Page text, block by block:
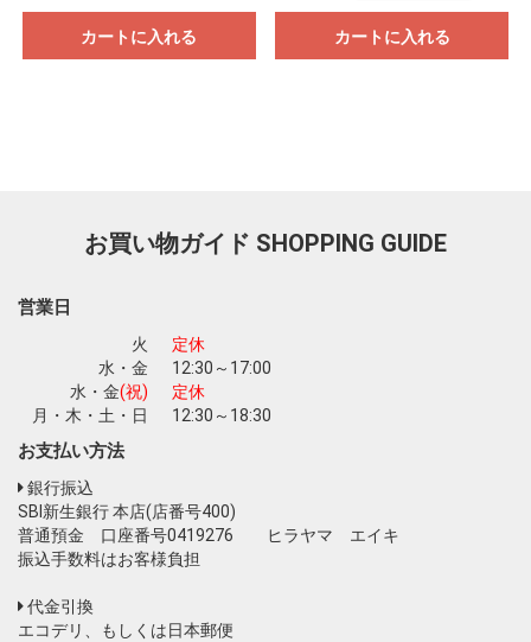
カートに入れる カートに入れる
お買い物ガイド SHOPPING GUIDE
営業日
火
定休
水・金
12:30～17:00
水・金(祝)
定休
月・木・土・日
12:30～18:30
お支払い方法
銀行振込
SBI新生銀行 本店(店番号400)
普通預金 口座番号0419276 ヒラヤマ エイキ
振込手数料はお客様負担
代金引換
エコデリ、もしくは日本郵便